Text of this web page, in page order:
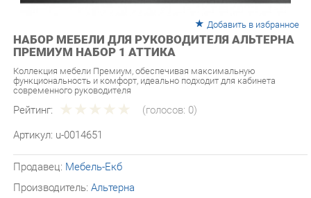
НАБОР МЕБЕЛИ ДЛЯ РУКОВОДИТЕЛЯ АЛЬТЕРНА
ПРЕМИУМ НАБОР 1 АТТИКА
Коллекция мебели Премиум, обеспечивая максимальную
современного руководителя
Рейтинг:
Артикул: u-0014651
Производитель:Альтерна
Последняя цена: 118 590 ₽